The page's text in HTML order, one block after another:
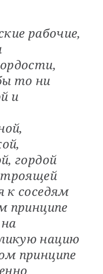
рабочие,
то ни
и
гордой
к соседям
принципе
нацию
принципе